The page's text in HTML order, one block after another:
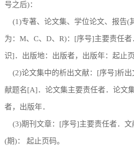
号之后)：
(1)专著、论文集、学位论文、报告(
为：M、C、D、R)：[序号]主要责任
识]．出版地：出版者，出版年：起止页
(2)论文集中的析出文献：[序号]析出
献题名[A]．论文集主要责任者．论文
者，出版年．
(3)期刊文章：[序号]主要责任者．文
(期)： 起止页码。